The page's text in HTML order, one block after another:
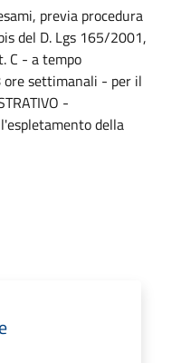
previa procedura
del D. Lgs 165/2001,
C - a tempo
settimanali - per il
-
della